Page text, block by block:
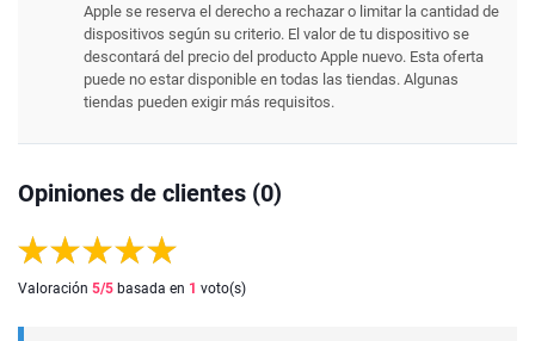
Apple se reserva el derecho a rechazar o limitar la cantidad de
dispositivos según su criterio. El valor de tu dispositivo se
descontará del precio del producto Apple nuevo. Esta oferta
puede no estar disponible en todas las tiendas. Algunas
tiendas pueden exigir más requisitos.
Opiniones de clientes (0)
Valoración 5/5 basada en 1 voto(s)